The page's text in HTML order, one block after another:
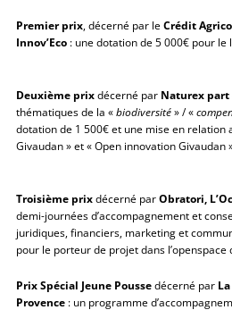
Premier prix , décerné par leCrédit
Innov’Eco : une dotation de 5 000€ pour le
Deuxième prixdécerné par Naturex part
thématiques de la «biodiversité» / «
dotation de 1 500€ et une mise en relation
Givaudan » et « Open innovation Givaudan
Troisième prixdécerné parObratori,
demi-journées d’accompagnement et
juridiques, financiers, marketing et
pour le porteur de projet dans l’openspace
Prix Spécial Jeune Poussedécerné par
Provence : un programme